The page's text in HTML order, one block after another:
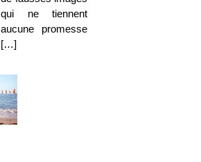
qui ne tiennent
aucune promesse
[…]